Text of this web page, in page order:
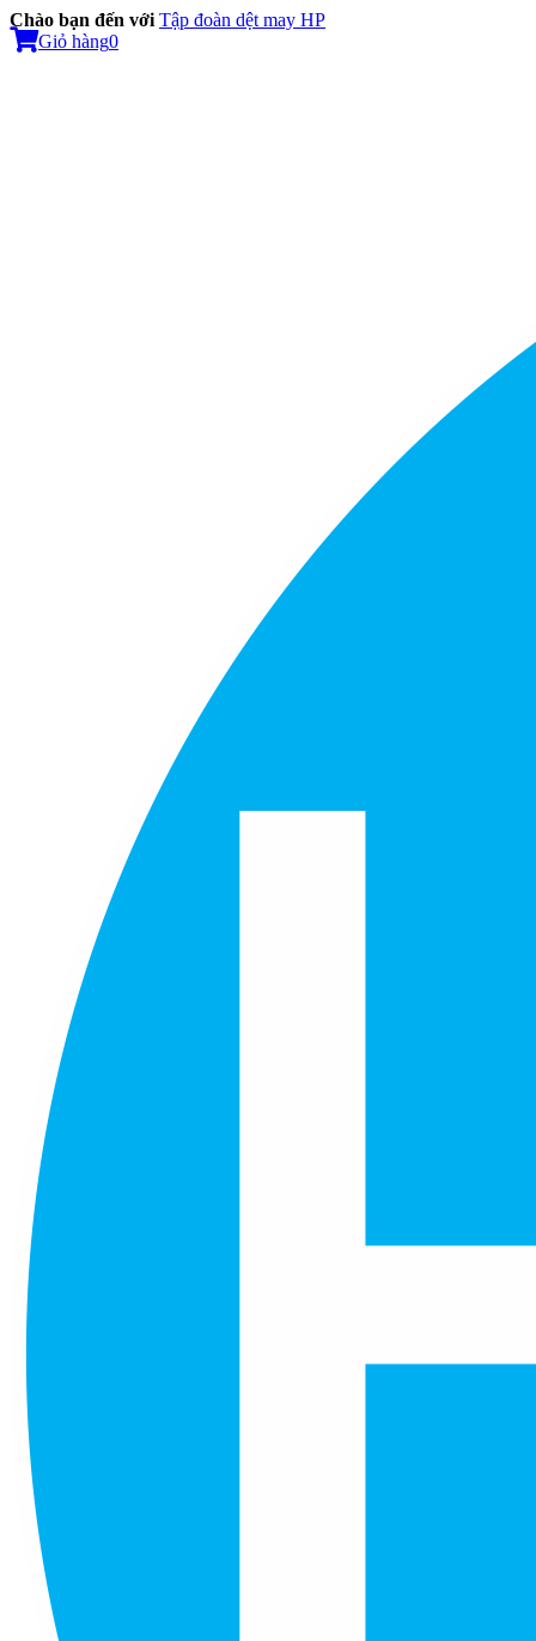
Chào bạn đến với Tập đoàn dệt may HP
Giỏ hàng0